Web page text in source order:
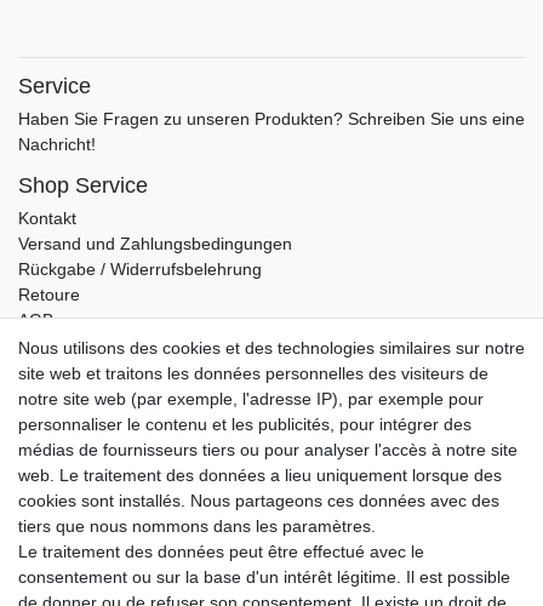
Service
Haben Sie Fragen zu unseren Produkten? Schreiben Sie uns eine
Nachricht!
Shop Service
Kontakt
Versand und Zahlungsbedingungen
Rückgabe / Widerrufsbelehrung
Retoure
AGB
Vertrag widerrufen
Informationen
Datenschutz
Impressum
Wir verschicken klimaneutral mit DPD
Nous utilisons des cookies et des technologies similaires sur notre
site web et traitons les données personnelles des visiteurs de
notre site web (par exemple, l'adresse IP), par exemple pour
personnaliser le contenu et les publicités, pour intégrer des
médias de fournisseurs tiers ou pour analyser l'accès à notre site
web. Le traitement des données a lieu uniquement lorsque des
cookies sont installés. Nous partageons ces données avec des
tiers que nous nommons dans les paramètres.
Le traitement des données peut être effectué avec le
consentement ou sur la base d'un intérêt légitime. Il est possible